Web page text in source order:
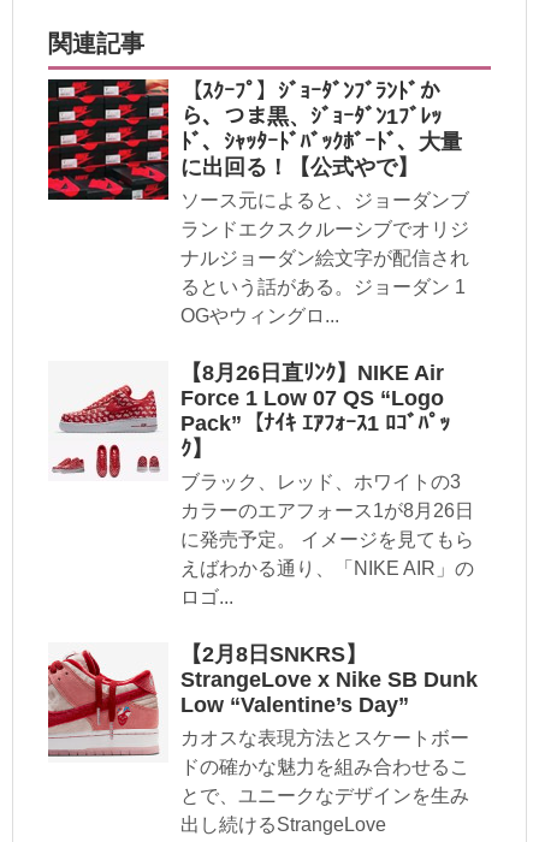
関連記事
【ｽｸｰﾌﾟ】ｼﾞｮｰﾀﾞﾝﾌﾞﾗﾝﾄﾞか
ら、つま黒、ｼﾞｮｰﾀﾞﾝ1ﾌﾞﾚｯ
ﾄﾞ、ｼｬｯﾀｰﾄﾞﾊﾞｯｸﾎﾞｰﾄﾞ、大量
に出回る！【公式やで】
ソース元によると、ジョーダンブ
ランドエクスクルーシブでオリジ
ナルジョーダン絵文字が配信され
るという話がある。ジョーダン 1
OGやウィングロ...
【8月26日直ﾘﾝｸ】NIKE Air
Force 1 Low 07 QS “Logo
Pack”【ﾅｲｷ ｴｱﾌｫｰｽ1 ﾛｺﾞﾊﾟｯ
ｸ】
ブラック、レッド、ホワイトの3
カラーのエアフォース1が8月26日
に発売予定。 イメージを見てもら
えばわかる通り、「NIKE AIR」の
ロゴ...
【2月8日SNKRS】
StrangeLove x Nike SB Dunk
Low “Valentine’s Day”
カオスな表現方法とスケートボー
ドの確かな魅力を組み合わせるこ
とで、ユニークなデザインを生み
出し続けるStrangeLove